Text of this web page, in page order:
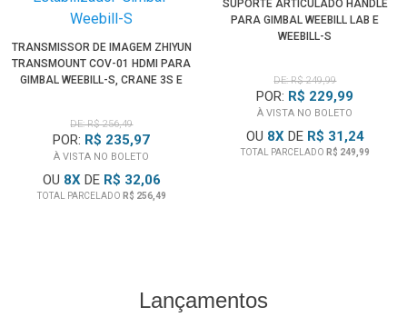
TRANSMISSOR DE IMAGEM ZHIYUN
TRANSMOUNT COV-01 HDMI PARA
GIMBAL WEEBILL-S, CRANE 3S E
DE: R$ 256,49
POR: R$ 235,97
À VISTA NO BOLETO
OU 8XDE R$ 32,06
TOTAL PARCELADO R$ 256,49
SUPORTE ARTICULADO HANDLE
PARA GIMBAL WEEBILL LAB E
WEEBILL-S
DE: R$ 249,99
POR: R$ 229,99
À VISTA NO BOLETO
OU 8XDE R$ 31,24
TOTAL PARCELADO R$ 249,99
Lançamentos